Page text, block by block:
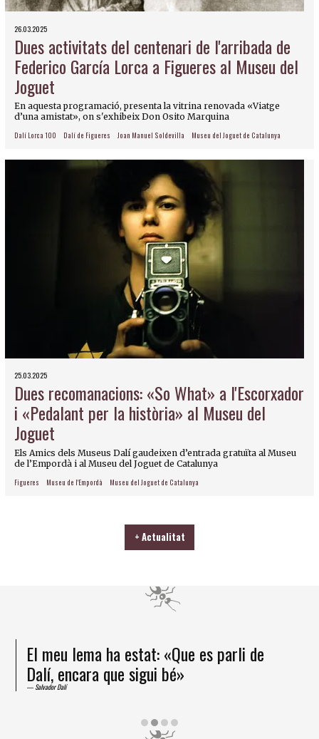
26.03.2025
Dues activitats del centenari de l'arribada de
Federico García Lorca a Figueres al Museu del
Joguet
En aquesta programació, presenta la vitrina renovada «Viatge
d’una amistat», on s'exhibeix Don Osito Marquina
Dalí Lorca 100 Dalí de Figueres Joan Manuel Soldevilla Museu del Joguet de Catalunya
25.03.2025
Dues recomanacions: «So What» a l'Escorxador
i «Pedalant per la història» al Museu del
Joguet
Els Amics dels Museus Dalí gaudeixen d’entrada gratuïta al Museu
de l’Empordà i al Museu del Joguet de Catalunya
Figueres Museu de l'Empordà Museu del Joguet de Catalunya
+ Actualitat
El meu lema ha estat: «Que es parli de
Dalí, encara que sigui bé»
Salvador Dalí